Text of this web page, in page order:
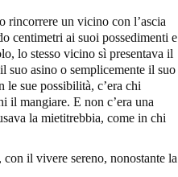
rincorrere un vicino con l’ascia
centimetri ai suoi possedimenti e
lo stesso vicino sì presentava il
asino o semplicemente il suo
sue possibilità, c’era chi
il mangiare. E non c’era una
la mietitrebbia, come in chi
il vivere sereno, nonostante la